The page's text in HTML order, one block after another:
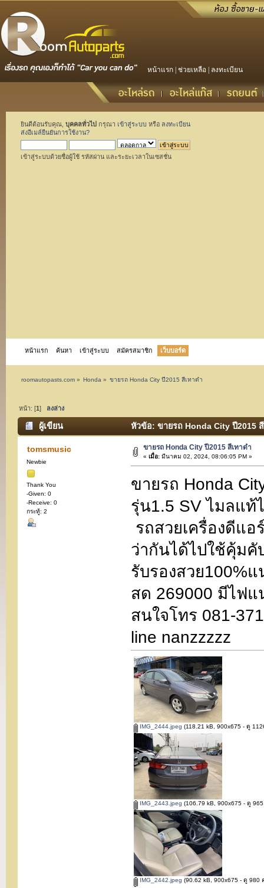
หน้าแรก ช่วยเหลือ ลงทะเบียน
ยินดีต้อนรับคุณ, บุคคลทั่วไป กรุณา เข้าสู่ระบบ หรือ ลงทะเบียน
ส่งอีเมล์ยืนยันการใช้งาน?
เข้าสู่ระบบด้วยชื่อผู้ใช้ รหัสผ่าน และระยะเวลาในเซสชั่น
หน้าแรก ค้นหา เข้าสู่ระบบ สมัครสมาชิก เว็บบอร์ด
roomautopasts.com» Honda » ขายรถ Honda City ปี2015 สีเทาดำ
หน้า: [1] ลงล่าง
ผู้เขียน หัวข้อ: ขายรถ Honda City ปี2015
tomsmusic
Newbie
Thank You
-Given: 0
-Receive: 0
กระทู้: 2
ขายรถ Honda City ปี2015 สีเทาดำ
« เมื่อ:มีนาคม 02, 2024, 08:06:05 PM »
ขายรถ Honda
รุ่น1.5 SV ไมลแท้
รถสวยเครื่องดีแ
ว่ากันได้ไปใช้คุ้มคั
รับรองสวย100%
สด 269000 มีไฟแ
สนใจโทร 081-
line nanzzzzz
IMG_2444.jpeg (118.21 kB, 900x675 - ดู
IMG_2443.jpeg (106.79 kB, 900x675 - ดู 965
IMG_2442.jpeg (90.62 kB, 900x675 - ดู 980